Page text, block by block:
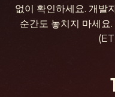
없이 확인하세요. 개발
순간도 놓치지 마세요